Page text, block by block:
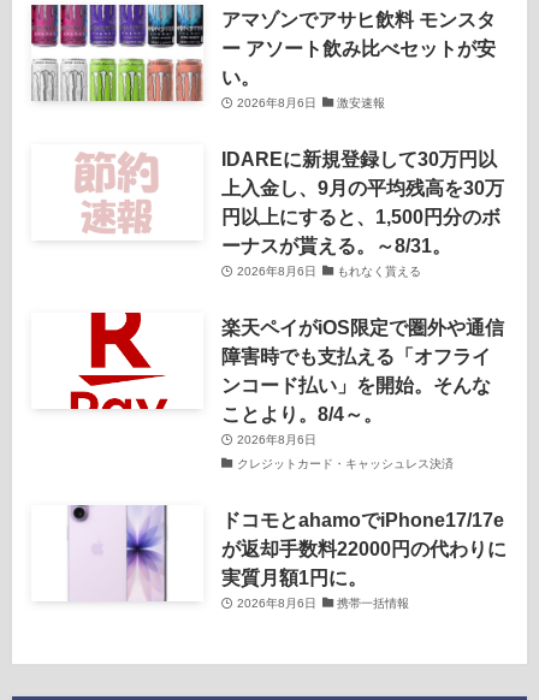
アマゾンでアサヒ飲料 モンスタ
ー アソート飲み比べセットが安
い。
2026年8月6日 激安速報
IDAREに新規登録して30万円以
上入金し、9月の平均残高を30万
円以上にすると、1,500円分のボ
ーナスが貰える。～8/31。
2026年8月6日 もれなく貰える
楽天ペイがiOS限定で圏外や通信
障害時でも支払える「オフライ
ンコード払い」を開始。そんな
ことより。8/4～。
2026年8月6日
クレジットカード・キャッシュレス決済
ドコモとahamoでiPhone17/17e
が返却手数料22000円の代わりに
実質月額1円に。
2026年8月6日 携帯一括情報